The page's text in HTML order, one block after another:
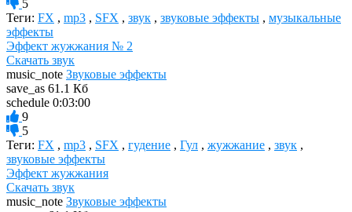
5
Теги: FX , mp3 , SFX , звук , звуковые эффекты , музыкальные
эффекты
Эффект жужжания № 2
Скачать звук
music_note Звуковые эффекты
save_as 61.1 Кб
schedule 0:03:00
9
5
Теги: FX , mp3 , SFX , гудение , Гул , жужжание , звук ,
звуковые эффекты
Эффект жужжания
Скачать звук
music_note Звуковые эффекты